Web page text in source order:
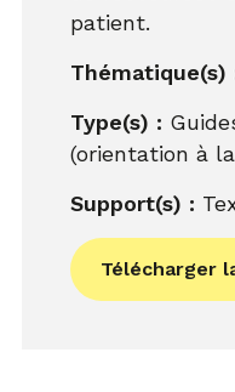
patient.
Thématique(s)
Type(s) :
(orientation à
Support(s) :
Télécharger